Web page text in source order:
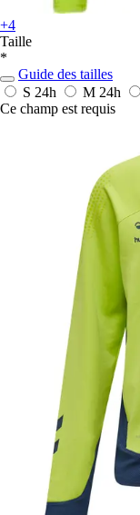
+4
Taille
*
Guide des tailles
S 24h M 24h
Ce champ est requis